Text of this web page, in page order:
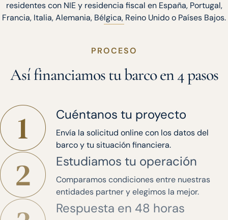
residentes con NIE y residencia fiscal en España, Portugal,
Francia, Italia, Alemania, Bélgica, Reino Unido o Países Bajos.
PROCESO
Así financiamos tu barco en 4 pasos
Cuéntanos tu proyecto
Envía la solicitud online con los datos del
barco y tu situación financiera.
Estudiamos tu operación
Comparamos condiciones entre nuestras
entidades partner y elegimos la mejor.
Respuesta en 48 horas